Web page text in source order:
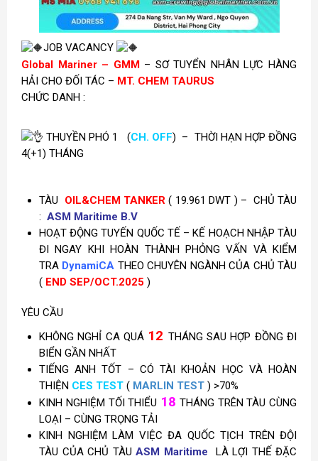
JOB VACANCY
Global Mariner – GMM– SƠ TUYỂN NHÂN LỰC HÀNG
HẢI CHO ĐỐI TÁC – MT. CHEM TAURUS
CHỨC DANH :
THUYỀN PHÓ 1 (CH. OFF) – THỜI HẠN HỢP ĐỒNG
4(+1) THÁNG
TÀU OIL&CHEM TANKER ( 19.961 DWT ) – CHỦ TÀU
: ASM Maritime B.V
HOẠT ĐỘNG TUYẾN QUỐC TẾ – KẾ HOẠCH NHẬP TÀU
ĐI NGAY KHI HOÀN THÀNH PHỎNG VẤN VÀ KIỂM
TRA DynamiCA THEO CHUYÊN NGÀNH CỦA CHỦ TÀU
( END SEP/OCT.2025 )
YÊU CẦU
KHÔNG NGHỈ CA QUÁ 12 THÁNG SAU HỢP ĐỒNG ĐI
BIỂN GẦN NHẤT
TIẾNG ANH TỐT – CÓ TÀI KHOẢN HỌC VÀ HOÀN
THIỆN CES TEST ( MARLIN TEST ) >70%
KINH NGHIỆM TỐI THIỂU 18 THÁNG TRÊN TÀU CÙNG
LOẠI – CÙNG TRỌNG TẢI
KINH NGHIỆM LÀM VIỆC ĐA QUỐC TỊCH TRÊN ĐỘI
TÀU CỦA CHỦ TÀU ASM Maritime LÀ LỢI THẾ ĐẶC